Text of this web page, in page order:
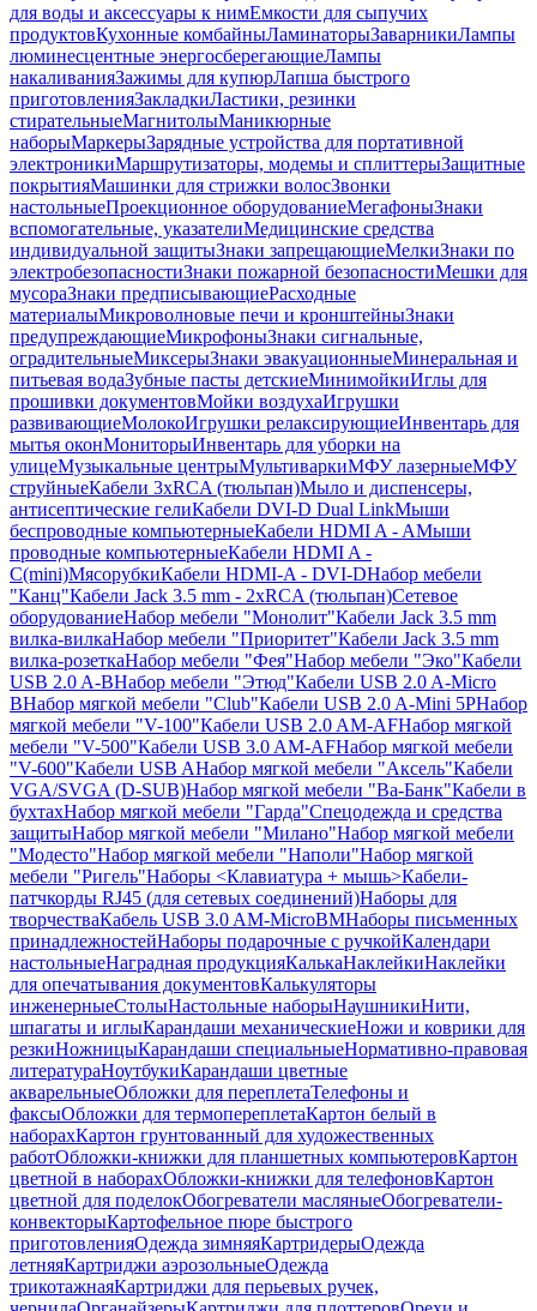
для воды и аксессуары к нимЕмкости для сыпучих
продуктовКухонные комбайныЛаминаторыЗаварникиЛампы
люминесцентные энергосберегающиеЛампы
накаливанияЗажимы для купюрЛапша быстрого
приготовленияЗакладкиЛастики, резинки
стирательныеМагнитолыМаникюрные
наборыМаркерыЗарядные устройства для портативной
электроникиМаршрутизаторы, модемы и сплиттерыЗащитные
покрытияМашинки для стрижки волосЗвонки
настольныеПроекционное оборудованиеМегафоныЗнаки
вспомогательные, указателиМедицинские средства
индивидуальной защитыЗнаки запрещающиеМелкиЗнаки по
электробезопасностиЗнаки пожарной безопасностиМешки для
мусораЗнаки предписывающиеРасходные
материалыМикроволновые печи и кронштейныЗнаки
предупреждающиеМикрофоныЗнаки сигнальные,
оградительныеМиксерыЗнаки эвакуационныеМинеральная и
питьевая водаЗубные пасты детскиеМинимойкиИглы для
прошивки документовМойки воздухаИгрушки
развивающиеМолокоИгрушки релаксирующиеИнвентарь для
мытья оконМониторыИнвентарь для уборки на
улицеМузыкальные центрыМультиваркиМФУ лазерныеМФУ
струйныеКабели 3xRCA (тюльпан)Мыло и диспенсеры,
антисептические гелиКабели DVI-D Dual LinkМыши
беспроводные компьютерныеКабели HDMI A - AМыши
проводные компьютерныеКабели HDMI A -
C(mini)МясорубкиКабели HDMI-A - DVI-DНабор мебели
"Канц"Кабели Jack 3.5 mm - 2xRCA (тюльпан)Сетевое
оборудованиеНабор мебели "Монолит"Кабели Jack 3.5 mm
вилка-вилкаНабор мебели "Приоритет"Кабели Jack 3.5 mm
вилка-розеткаНабор мебели "Фея"Набор мебели "Эко"Кабели
USB 2.0 A-BНабор мебели "Этюд"Кабели USB 2.0 A-Micro
BНабор мягкой мебели "Club"Кабели USB 2.0 A-Mini 5PНабор
мягкой мебели "V-100"Кабели USB 2.0 AM-AFНабор мягкой
мебели "V-500"Кабели USB 3.0 AM-AFНабор мягкой мебели
"V-600"Кабели USB AНабор мягкой мебели "Аксель"Кабели
VGA/SVGA (D-SUB)Набор мягкой мебели "Ва-Банк"Кабели в
бухтахНабор мягкой мебели "Гарда"Спецодежда и средства
защитыНабор мягкой мебели "Милано"Набор мягкой мебели
"Модесто"Набор мягкой мебели "Наполи"Набор мягкой
мебели "Ригель"Наборы <Клавиатура + мышь>Кабели-
патчкорды RJ45 (для сетевых соединений)Наборы для
творчестваКабель USB 3.0 AM-MicroBMНаборы письменных
принадлежностейНаборы подарочные с ручкойКалендари
настольныеНаградная продукцияКалькаНаклейкиНаклейки
для опечатывания документовКалькуляторы
инженерныеСтолыНастольные наборыНаушникиНити,
шпагаты и иглыКарандаши механическиеНожи и коврики для
резкиНожницыКарандаши специальныеНормативно-правовая
литератураНоутбукиКарандаши цветные
акварельныеОбложки для переплетаТелефоны и
факсыОбложки для термопереплетаКартон белый в
наборахКартон грунтованный для художественных
работОбложки-книжки для планшетных компьютеровКартон
цветной в наборахОбложки-книжки для телефоновКартон
цветной для поделокОбогреватели масляныеОбогреватели-
конвекторыКартофельное пюре быстрого
приготовленияОдежда зимняяКартридерыОдежда
летняяКартриджи аэрозольныеОдежда
трикотажнаяКартриджи для перьевых ручек,